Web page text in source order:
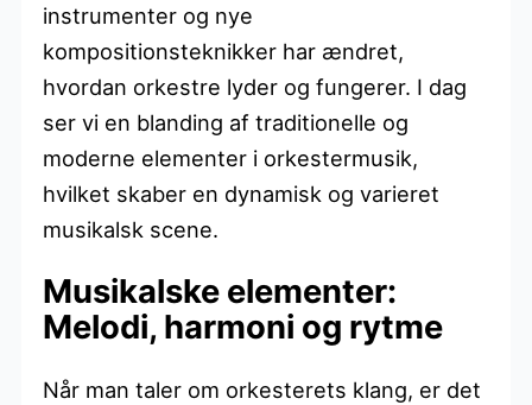
instrumenter og nye
kompositionsteknikker har ændret,
hvordan orkestre lyder og fungerer. I dag
ser vi en blanding af traditionelle og
moderne elementer i orkestermusik,
hvilket skaber en dynamisk og varieret
musikalsk scene.
Musikalske elementer:
Melodi, harmoni og rytme
Når man taler om orkesterets klang, er det